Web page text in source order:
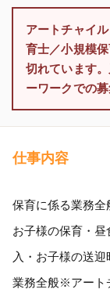
アートチャイ
育士／小規模
切れています
ーワークでの
仕事内容
保育に係る業務
お子様の保育・
入・お子様の送
業務全般※アート